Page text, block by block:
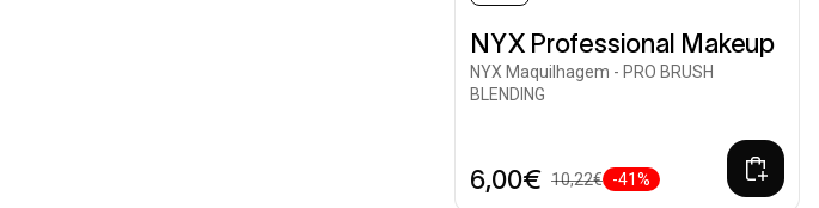
NYX Professional Makeup
NYX Maquilhagem - PRO BRUSH
BLENDING
6,00€ 10,22€ -41%